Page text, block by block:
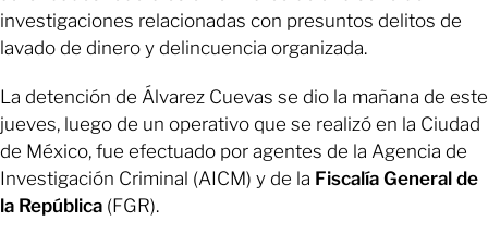
investigaciones relacionadas con presuntos delitos de
lavado de dinero y delincuencia organizada.
La detención de Álvarez Cuevas se dio la mañana de este
jueves, luego de un operativo que se realizó en la Ciudad
de México, fue efectuado por agentes de la Agencia de
Investigación Criminal (AICM) y de la Fiscalía General de
la República (FGR).